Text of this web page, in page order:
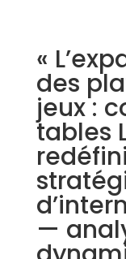
«
des
jeux :
tables
—